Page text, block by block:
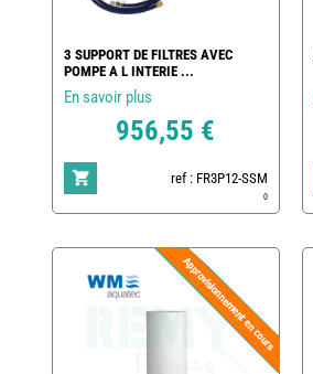
3 SUPPORT DE FILTRES AVEC
POMPE A L INTERIE ...
En savoir plus
956,55 €
ref : FR3P12-SSM
0